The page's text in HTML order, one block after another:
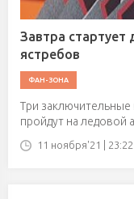
Завтра стартует
ястребов
ФАН-ЗОНА
Три заключительные
пройдут на ледовой
11 ноября'21 | 23:22